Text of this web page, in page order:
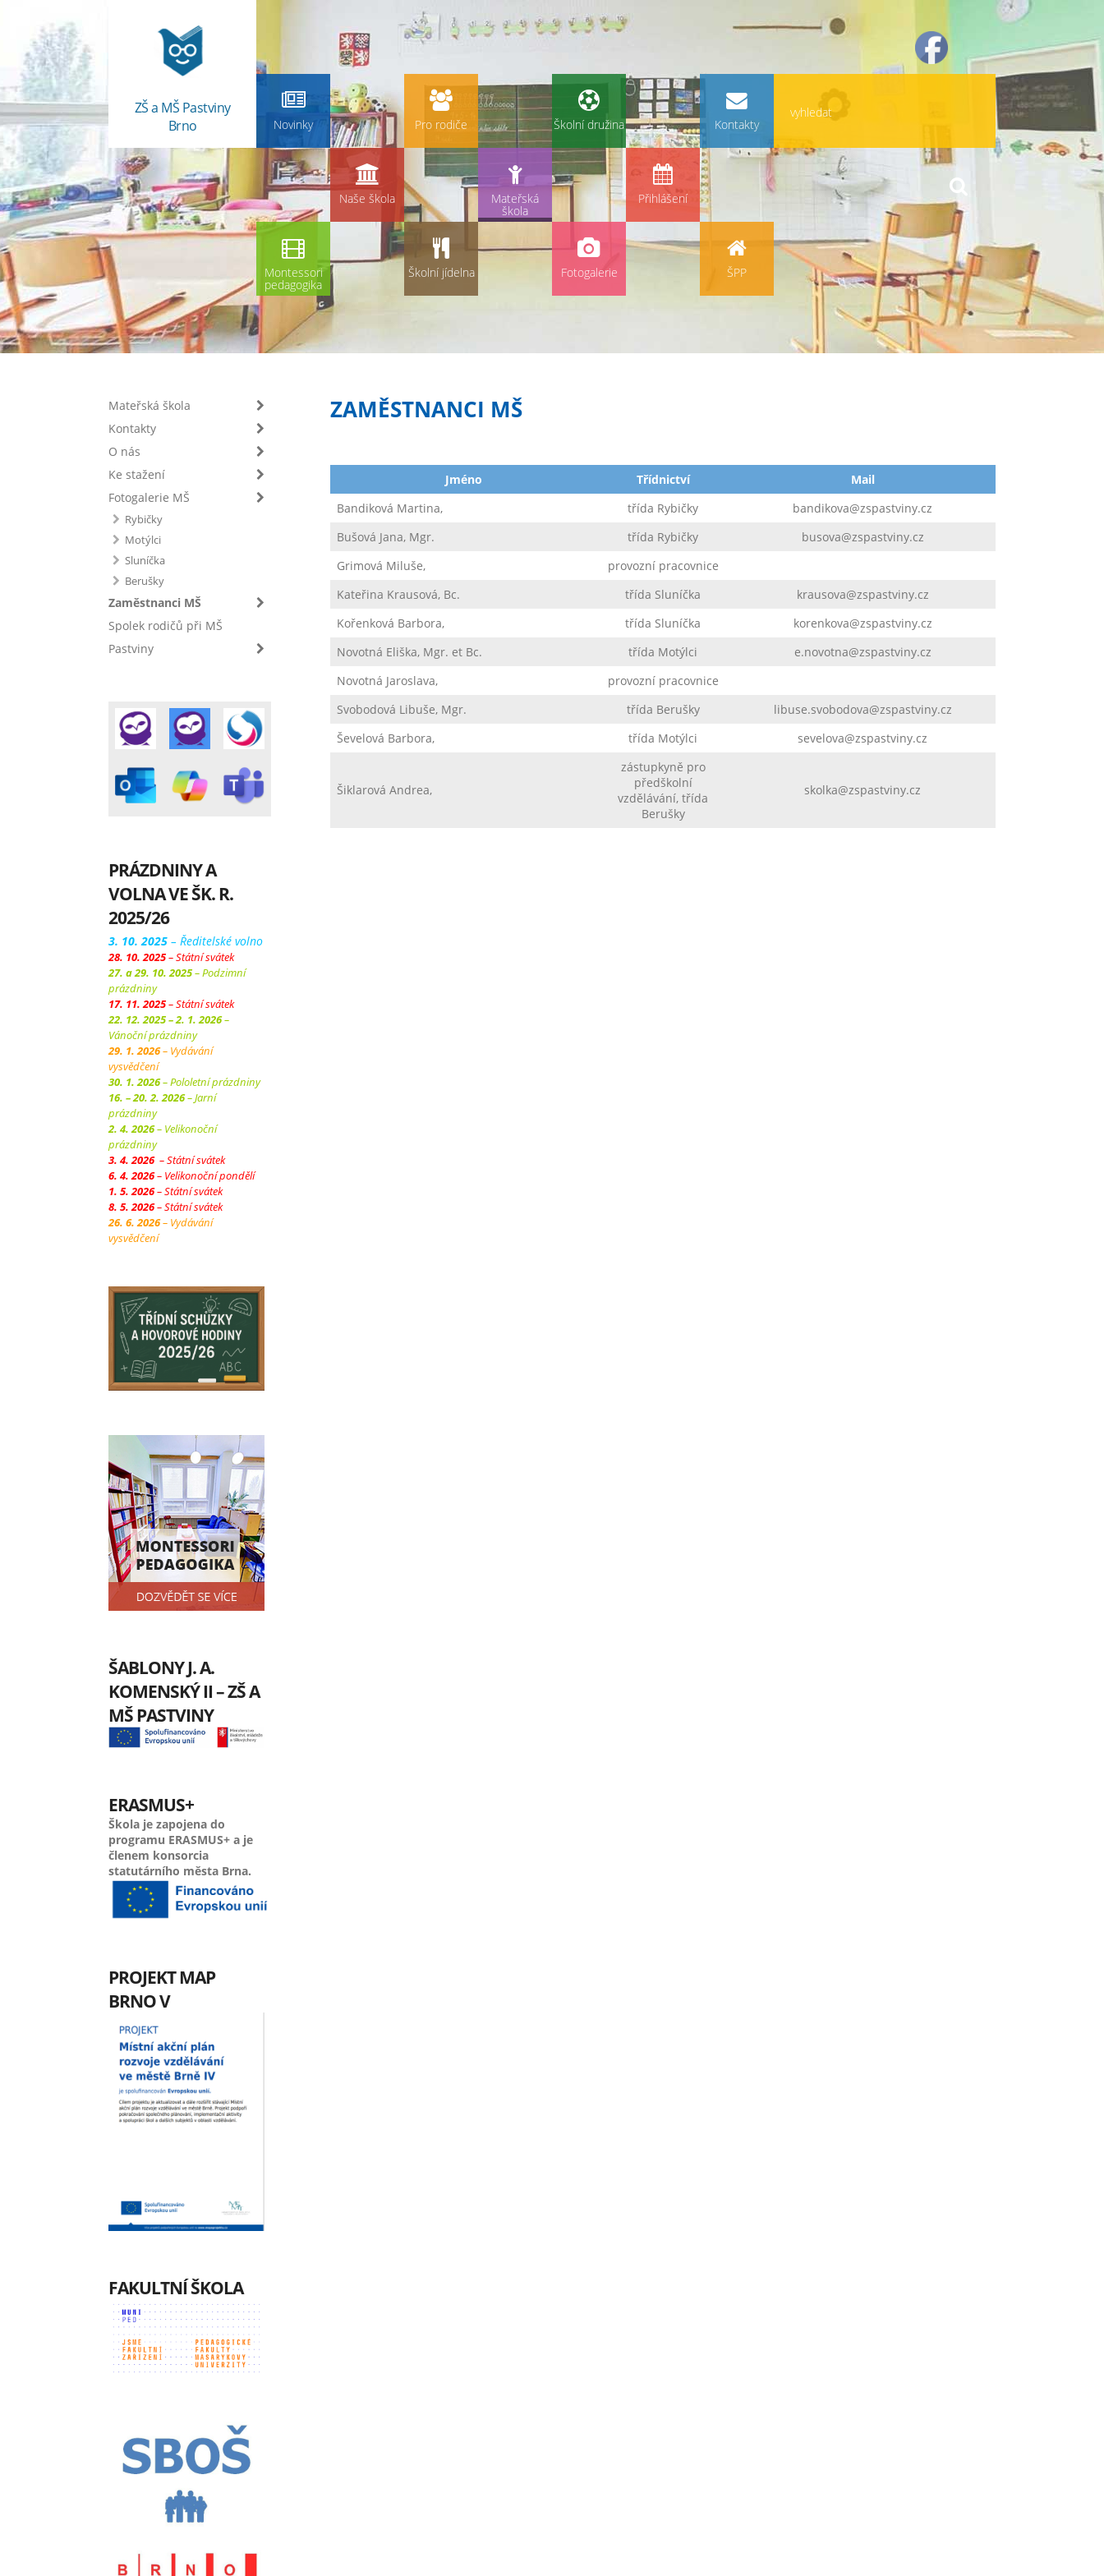
ZŠ a MŠ Pastviny
Brno
Novinky Pro rodiče Školní družina Kontakty
Naše škola Mateřská
škola
Přihlášení
Montessori
pedagogika
Školní jídelna Fotogalerie ŠPP
Mateřská škola
Kontakty
O nás
Ke stažení
Fotogalerie MŠ
Rybičky
Motýlci
Sluníčka
Berušky
Zaměstnanci MŠ
Spolek rodičů při MŠ
Pastviny
PRÁZDNINY A
VOLNA VE ŠK. R.
2025/26
3. 10. 2025 – Ředitelské volno
28. 10. 2025– Státní svátek
27. a 29. 10. 2025– Podzimní
prázdniny
17. 11. 2025– Státní svátek
22. 12. 2025 – 2. 1. 2026–
Vánoční prázdniny
29. 1. 2026– Vydávání
vysvědčení
30. 1. 2026– Pololetní prázdniny
16. – 20. 2. 2026– Jarní
prázdniny
2. 4. 2026– Velikonoční
prázdniny
3. 4. 2026– Státní svátek
6. 4. 2026– Velikonoční pondělí
1. 5. 2026– Státní svátek
8. 5. 2026– Státní svátek
26. 6. 2026– Vydávání
vysvědčení
ŠABLONY J. A.
KOMENSKÝ II – ZŠ A
MŠ PASTVINY
ERASMUS+
Škola je zapojena do
programu ERASMUS+ a je
členem konsorcia
statutárního města Brna.
PROJEKT MAP
BRNO V
FAKULTNÍ ŠKOLA
ZAMĚSTNANCI MŠ
Jméno Třídnictví
Mail
Bandiková Martina,
třída Rybičky
bandikova@zspastviny.cz
Bušová Jana, Mgr.
třída Rybičky
busova@zspastviny.cz
Grimová Miluše,
provozní pracovnice
Kateřina Krausová, Bc.
třída Sluníčka
krausova@zspastviny.cz
Kořenková Barbora,
třída Sluníčka
korenkova@zspastviny.cz
Novotná Eliška, Mgr. et Bc.
třída Motýlci
e.novotna@zspastviny.cz
Novotná Jaroslava,
provozní pracovnice
Svobodová Libuše, Mgr.
třída Berušky
libuse.svobodova@zspastviny.cz
Ševelová Barbora,
třída Motýlci sevelova@zspastviny.cz
Šiklarová Andrea,
zástupkyně pro
předškolní
vzdělávání, třída
Berušky
skolka@zspastviny.cz